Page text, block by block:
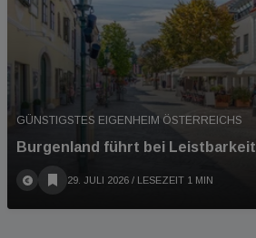
GÜNSTIGSTES EIGENHEIM ÖSTERREICHS
Burgenland führt bei Leistbarkeit
29. JULI 2026 / LESEZEIT 1 MIN